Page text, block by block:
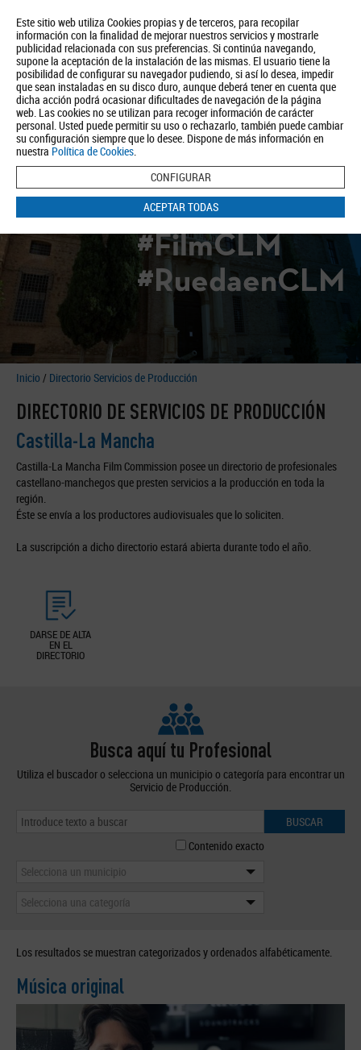
Este sitio web utiliza Cookies propias y de terceros, para recopilar
información con la finalidad de mejorar nuestros servicios y mostrarle
publicidad relacionada con sus preferencias. Si continúa navegando,
supone la aceptación de la instalación de las mismas. El usuario tiene la
posibilidad de configurar su navegador pudiendo, si así lo desea, impedir
que sean instaladas en su disco duro, aunque deberá tener en cuenta que
dicha acción podrá ocasionar dificultades de navegación de la página
web. Las cookies no se utilizan para recoger información de carácter
personal. Usted puede permitir su uso o rechazarlo, también puede cambiar
su configuración siempre que lo desee. Dispone de más información en
nuestra Política de Cookies.
CONFIGURAR
ACEPTAR TODAS
Quiénes somos Turismo Política de Privacidad Aviso Legal
Política de Cookies
BUSCAR
#FilmCLM
#RuedaenCLM
Inicio / Directorio Servicios de Producción
DIRECTORIO DE SERVICIOS DE PRODUCCIÓN
Castilla-La Mancha
Castilla-La Mancha Film Commission posee un directorio de profesionales
castellano-manchegos que presten servicios a la producción en toda la
región.
Éste se envía a los productores audiovisuales que lo soliciten.
La suscripción a dicho directorio estará abierta durante todo el año.
DARSE DE ALTA
EN EL
DIRECTORIO
Busca aquí tu Profesional
Utiliza el buscador o selecciona un municipio o categoría para encontrar un
Servicio de Producción.
BUSCAR
Contenido exacto
Selecciona un municipio
Selecciona una categoría
Los resultados se muestran categorizados y ordenados alfabéticamente.
Música original